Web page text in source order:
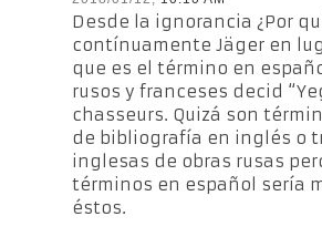
Desde la ignorancia ¿Por
contínuamente Jäger en
que es el término en
rusos y franceses decid
chasseurs. Quizá son
de bibliografía en inglés o
inglesas de obras rusas
términos en español sería
éstos.